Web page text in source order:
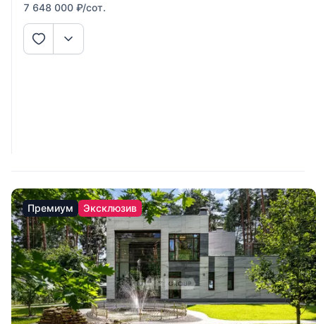
7 648 000 ₽/сот.
Премиум Эксклюзив